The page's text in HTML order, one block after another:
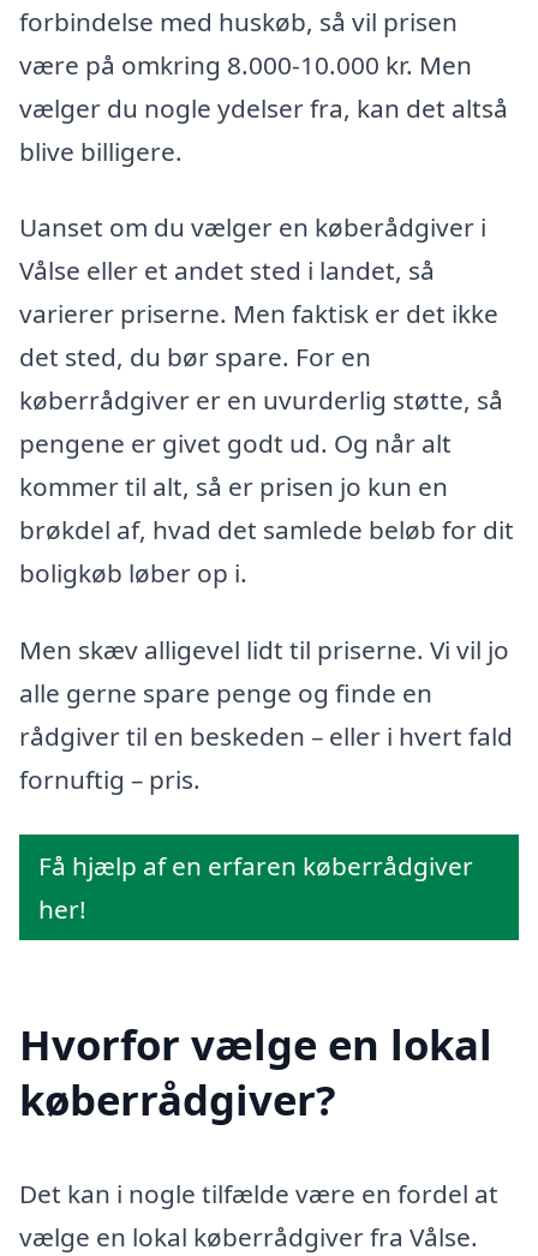
forbindelse med huskøb, så vil prisen
være på omkring 8.000-10.000 kr. Men
vælger du nogle ydelser fra, kan det altså
blive billigere.
Uanset om du vælger en køberådgiver i
Vålse eller et andet sted i landet, så
varierer priserne. Men faktisk er det ikke
det sted, du bør spare. For en
køberrådgiver er en uvurderlig støtte, så
pengene er givet godt ud. Og når alt
kommer til alt, så er prisen jo kun en
brøkdel af, hvad det samlede beløb for dit
boligkøb løber op i.
Men skæv alligevel lidt til priserne. Vi vil jo
alle gerne spare penge og finde en
rådgiver til en beskeden – eller i hvert fald
fornuftig – pris.
Få hjælp af en erfaren køberrådgiver
her!
Hvorfor vælge en lokal
køberrådgiver?
Det kan i nogle tilfælde være en fordel at
vælge en lokal køberrådgiver fra Vålse.